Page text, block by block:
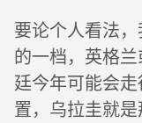
要论个人看法
的一档，英格
廷今年可能会
置，乌拉圭就